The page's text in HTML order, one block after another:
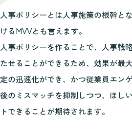
人事ポリシーとは人事施策の根幹と
けるMVVとも言えます。
人事ポリシーを作ることで、人事戦
たせることができるため、効果が最
定の迅速化ができ、かつ従業員エン
後のミスマッチを抑制しつつ、ほし
トできることが期待されます。